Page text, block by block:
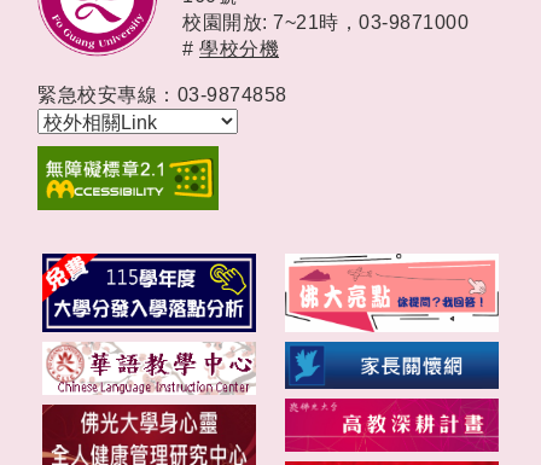
校園開放: 7~21時， 03-9871000
# 學校分機
緊急校安專線：03-9874858